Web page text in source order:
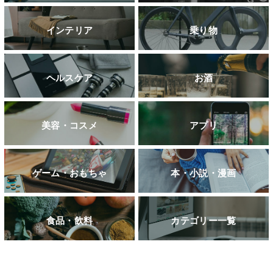
インテリア 乗り物
ヘルスケア お酒
美容・コスメ アプリ
ゲーム・おもちゃ 本・小説・漫画
食品・飲料 カテゴリー一覧